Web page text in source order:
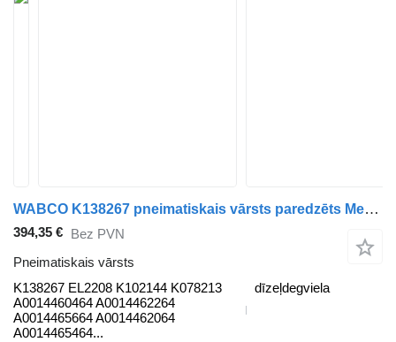
WABCO K138267 pneimatiskais vārsts paredzēts Mercedes-Benz Actros MP4 Antos Arocs (2012-) vilcēja
394,35 € Bez PVN
Pneimatiskais vārsts
K138267 EL2208 K102144 K078213
A0014460464 A0014462264
A0014465664 A0014462064
A0014465464...
dīzeļdegviela